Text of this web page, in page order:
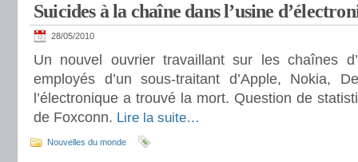
Suicides à la chaîne dans l’usine
28/05/2010
Un nouvel ouvrier travaillant sur les chaînes
employés d’un sous-traitant d’Apple, Nokia,
l’électronique a trouvé la mort. Question de
de Foxconn. Lire la suite…
Nouvelles du monde